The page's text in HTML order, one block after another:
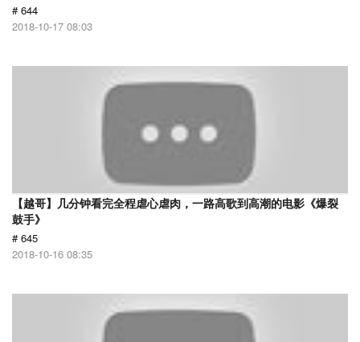
# 644
2018-10-17 08:03
【越哥】几分钟看完全程虐心虐肉，一路高歌到高潮的电影《爆裂
鼓手》
# 645
2018-10-16 08:35